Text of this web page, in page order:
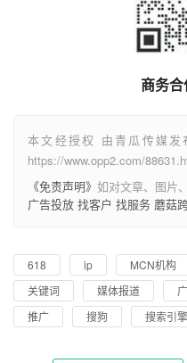
商务
本文经授权 由青瓜传媒发
https://www.opp2.com/
《免责声明》 如对文章、图片
广告投放 找客户 找服务 蘑菇
618 ip MCN机构
关键词
媒体报道
推广
搜狗 搜索引擎